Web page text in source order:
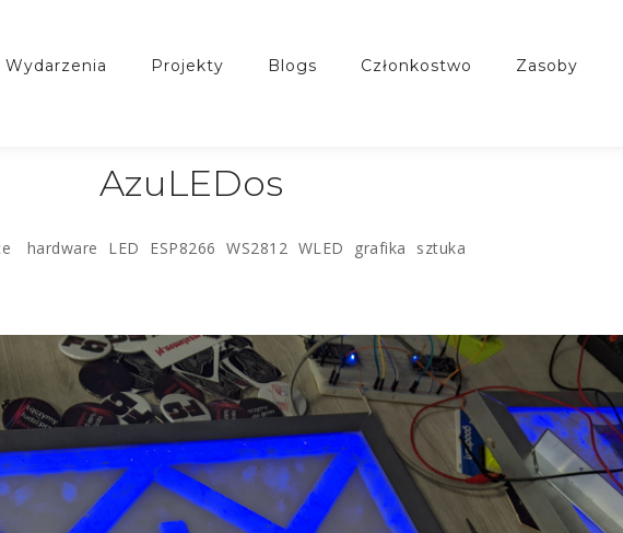
wydarzenia projekty blogs członkostwo zasoby
AzuLEDos
hardware LED ESP8266 WS2812 WLED grafika sztuka